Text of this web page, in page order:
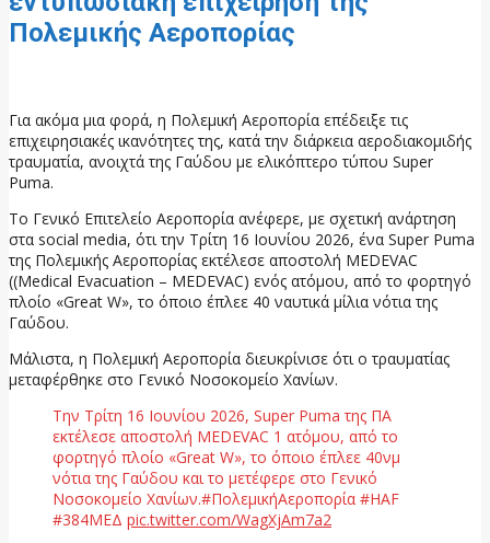
Πολεμικής Αεροπορίας
Για ακόμα μια φορά, η Πολεμική Αεροπορία επέδειξε τις
επιχειρησιακές ικανότητες της, κατά την διάρκεια αεροδιακομιδής
τραυματία, ανοιχτά της Γαύδου με ελικόπτερο τύπου Super
Puma.
Το Γενικό Επιτελείο Αεροπορία ανέφερε, με σχετική ανάρτηση
στα social media, ότι την Τρίτη 16 Ιουνίου 2026, ένα Super Puma
της Πολεμικής Αεροπορίας εκτέλεσε αποστολή MEDEVAC
((Medical Evacuation – MEDEVAC) ενός ατόμου, από το φορτηγό
πλοίο «Great W», το όποιο έπλεε 40 ναυτικά μίλια νότια της
Γαύδου.
Μάλιστα, η Πολεμική Αεροπορία διευκρίνισε ότι ο τραυματίας
μεταφέρθηκε στο Γενικό Νοσοκομείο Χανίων.
Την Τρίτη 16 Ιουνίου 2026, Super Puma της ΠΑ
εκτέλεσε αποστολή MEDEVAC 1 ατόμου, από το
φορτηγό πλοίο «Great W», το όποιο έπλεε 40νμ
νότια της Γαύδου και το μετέφερε στο Γενικό
Νοσοκομείο Χανίων.#ΠολεμικήΑεροπορία #HAF
#384ΜΕΔ pic.twitter.com/WagXjAm7a2